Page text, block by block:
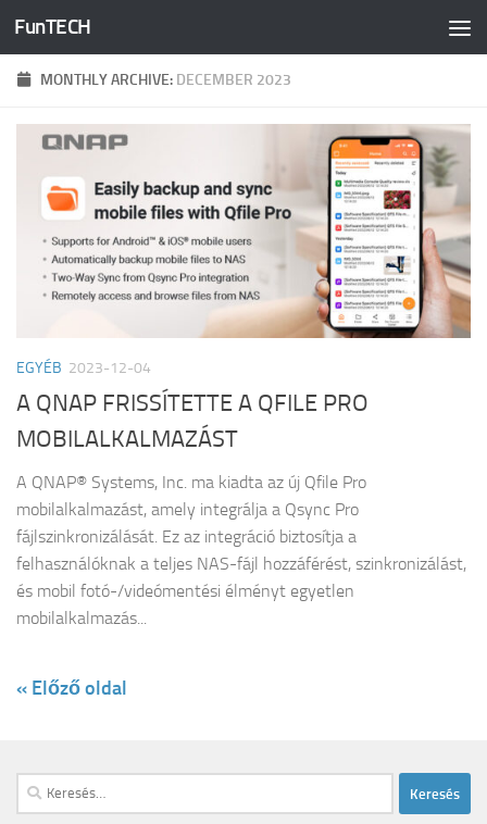
Skip to content
FunTECH
MONTHLY ARCHIVE: DECEMBER 2023
EGYÉB 2023-12-04
A QNAP FRISSÍTETTE A QFILE PRO
MOBILALKALMAZÁST
A QNAP® Systems, Inc. ma kiadta az új Qfile Pro
mobilalkalmazást, amely integrálja a Qsync Pro
fájlszinkronizálását. Ez az integráció biztosítja a
felhasználóknak a teljes NAS-fájl hozzáférést, szinkronizálást,
és mobil fotó-/videómentési élményt egyetlen
mobilalkalmazás...
« Előző oldal
Keresés: